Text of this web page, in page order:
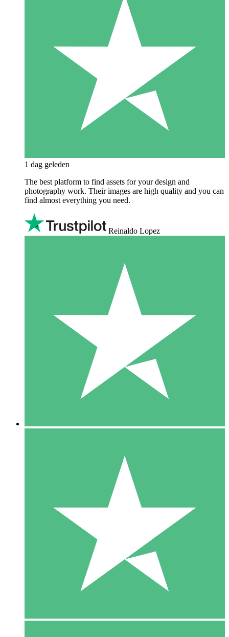
1 dag geleden
The best platform to find assets for your design and
photography work. Their images are high quality and you can
find almost everything you need.
Reinaldo Lopez